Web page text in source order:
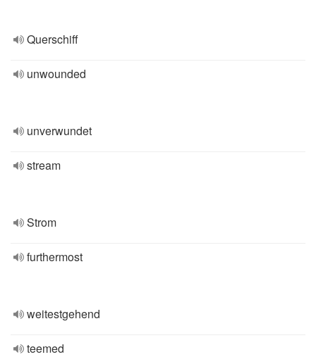
Querschiff
unwounded
unverwundet
stream
Strom
furthermost
weitestgehend
teemed